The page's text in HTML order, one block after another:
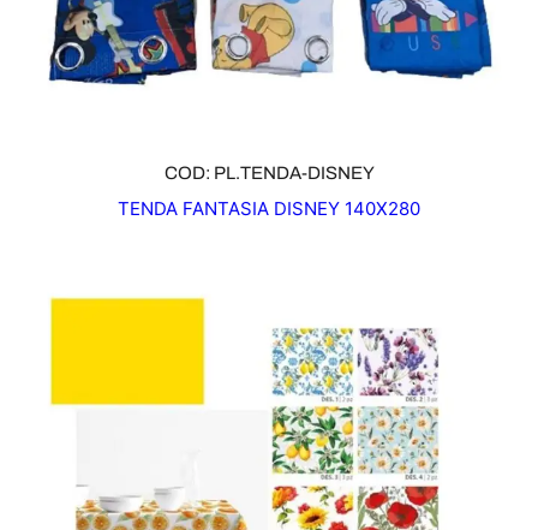
COD: PL.TENDA-DISNEY
TENDA FANTASIA DISNEY 140X280